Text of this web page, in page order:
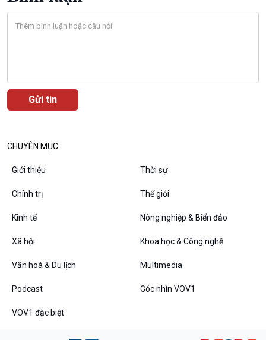
Chân dung cuộc sống
Các chương trình đặc biệt
CHUYÊN MỤC
Giới thiệu Thời sự
Chính trị Thế giới
Kinh tế Nông nghiệp & Biển đảo
Xã hội Khoa học & Công nghệ
Văn hoá & Du lịch Multimedia
Podcast Góc nhìn VOV1
VOV1 đặc biệt